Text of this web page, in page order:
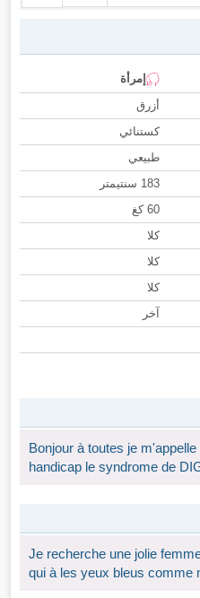
إمرأة
أزرق
كستنائي
طبيعي
183 سنتيمتر
60 كغ
كلا
كلا
كلا
آخر
Bonjour à toutes je
handicap le syndrome de
Je recherche une jolie
qui à les yeux bleus comme